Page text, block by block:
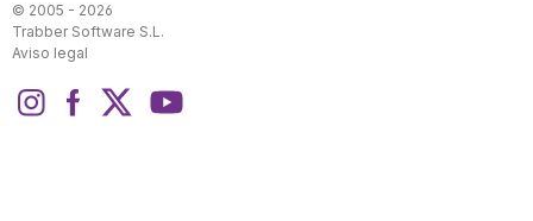
© 2005 - 2026
Trabber Software S.L.
Aviso legal